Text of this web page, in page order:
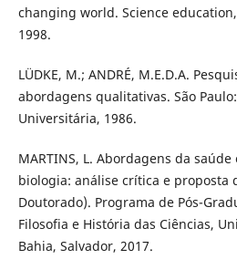
changing world. Science
1998.
LÜDKE, M.; ANDRÉ, M.E.D.A.
abordagens qualitativas. São
Universitária, 1986.
MARTINS, L. Abordagens da
biologia: análise crítica e proposta
Doutorado). Programa de Pós-
Filosofia e História das Ciências,
Bahia, Salvador, 2017.